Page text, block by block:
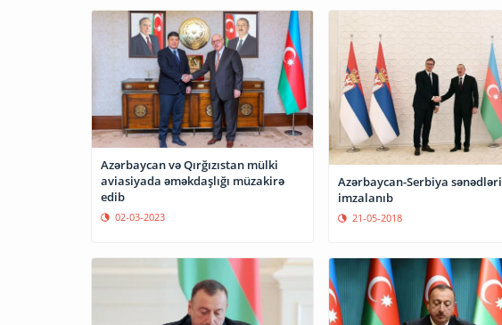
Azərbaycan və Qırğızıstan mülki
aviasiyada əməkdaşlığı müzakirə
edib
02-03-2023
Azərbaycan-Serbiya sənədləri
imzalanıb
21-05-2018